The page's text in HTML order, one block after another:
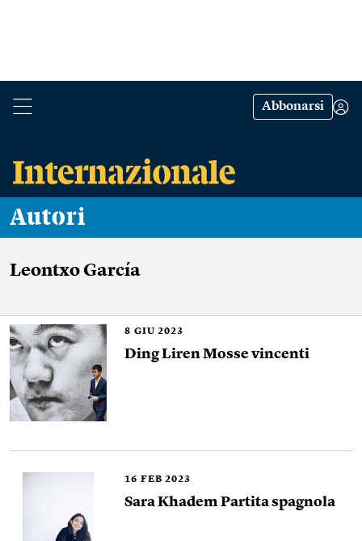
Abbonarsi
Autori
Leontxo García
8 GIU 2023
Ding Liren Mosse vincenti
16 FEB 2023
Sara Khadem Partita spagnola